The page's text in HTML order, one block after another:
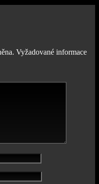
Vyžadované informace